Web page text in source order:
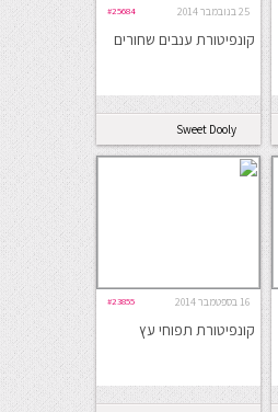
25 בנובמבר 2014 #25684
קונפיטורת ענבים שחורים
Sweet Dooly
16 בספטמבר 2014 #23855
קונפיטורת תפוחי עץ